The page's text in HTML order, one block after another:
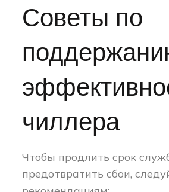
Советы по
чиллера
Чтобы продлить срок
предотвратить сбои,